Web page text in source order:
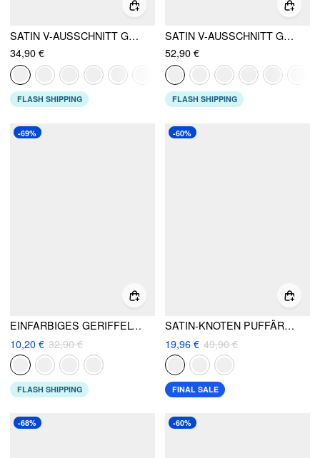
SATIN V-AUSSCHNITT GERAFFTES KNOPFBAND MIT KNOTEN-RÜCKEN MINI-KLEID
34,90 €
FLASH SHIPPING
SATIN V-AUSSCHNITT GEDREHTER GEKNOTETER AUSGESTELLTER MAXIKLEID
52,90 €
FLASH SHIPPING
-69%
EINFARBIGES GERIFFELTES SCHLITZ-MIDI-SKIRT
10,20 € 32,90 €
FLASH SHIPPING
-60%
SATIN-KNOTEN PUFFÄRMEL SCHLITZ MIDIKLEID
19,96 € 49,90 €
FINAL SALE
-68% -60%